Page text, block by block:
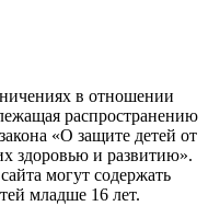
в отношении
распространению
«О защите детей от
здоровью и развитию».
могут содержать
младше 16 лет.